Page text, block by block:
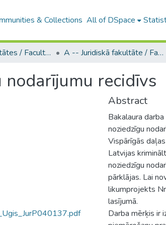
& Collections All of DSpace
B4 – LU fakultātes / Faculties of the UL A -- Juridiskā fakultāte / Faculty of Law
nodarījumu recidīvs
Abstract
Bakalaura
noziedzīgu
Vispārīgās
Latvijas
noziedzīgu
pārklājas. Lai
likumprojekts
lasījumā.
Darba mērķis ir